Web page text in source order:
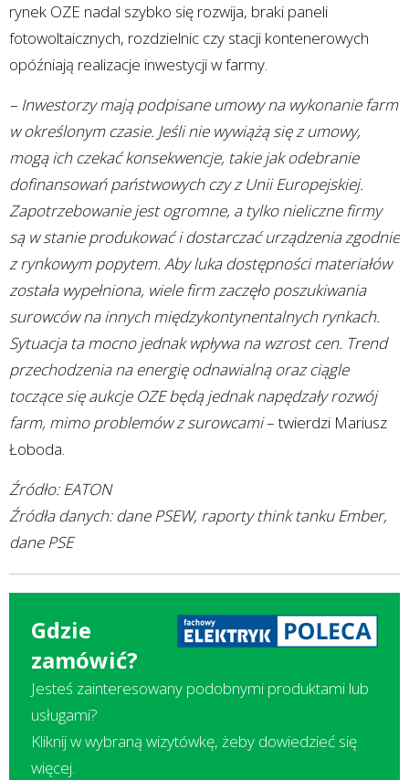
rynek OZE nadal szybko się rozwija, braki paneli
fotowoltaicznych, rozdzielnic czy stacji kontenerowych
opóźniają realizacje inwestycji w farmy.
– Inwestorzy mają podpisane umowy na wykonanie farm
w określonym czasie. Jeśli nie wywiążą się z umowy,
mogą ich czekać konsekwencje, takie jak odebranie
dofinansowań państwowych czy z Unii Europejskiej.
Zapotrzebowanie jest ogromne, a tylko nieliczne firmy
są w stanie produkować i dostarczać urządzenia zgodnie
z rynkowym popytem. Aby luka dostępności materiałów
została wypełniona, wiele firm zaczęło poszukiwania
surowców na innych międzykontynentalnych rynkach.
Sytuacja ta mocno jednak wpływa na wzrost cen. Trend
przechodzenia na energię odnawialną oraz ciągle
toczące się aukcje OZE będą jednak napędzały rozwój
farm, mimo problemów z surowcami– twierdzi Mariusz
Łoboda.
Źródło: EATON
Źródła danych: dane PSEW, raporty think tanku Ember,
dane PSE
Gdzie
zamówić?
Jesteś zainteresowany podobnymi produktami lub
usługami?
Kliknij w wybraną wizytówkę, żeby dowiedzieć się
więcej.